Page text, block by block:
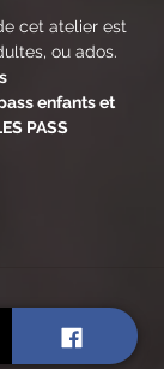
cet atelier est
ou ados.
enfants et
PASS